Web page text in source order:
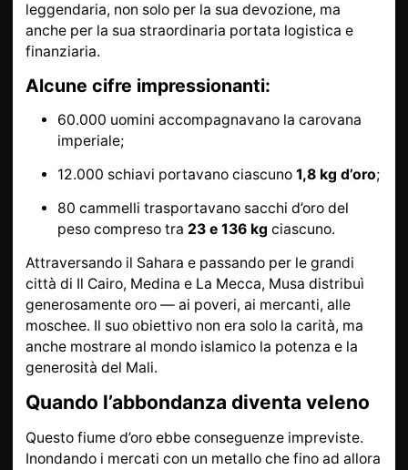
leggendaria, non solo per la sua devozione, ma
anche per la sua straordinaria portata logistica e
finanziaria.
Alcune cifre impressionanti:
60.000 uomini accompagnavano la carovana
imperiale;
12.000 schiavi portavano ciascuno 1,8 kg d’oro;
80 cammelli trasportavano sacchi d’oro del
peso compreso tra 23 e 136 kg ciascuno.
Attraversando il Sahara e passando per le grandi
città di Il Cairo, Medina e La Mecca, Musa distribuì
generosamente oro — ai poveri, ai mercanti, alle
moschee. Il suo obiettivo non era solo la carità, ma
anche mostrare al mondo islamico la potenza e la
generosità del Mali.
Quando l’abbondanza diventa veleno
Questo fiume d’oro ebbe conseguenze impreviste.
Inondando i mercati con un metallo che fino ad allora